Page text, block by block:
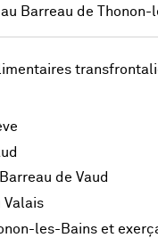
Barreau de Thonon-
de Vaud
Valais
les-Bains et